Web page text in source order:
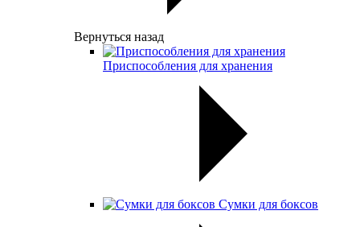
Вернуться назад
Приспособления для хранения
Сумки для боксов